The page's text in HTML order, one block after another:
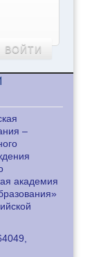
ВОЙТИ
–
академия